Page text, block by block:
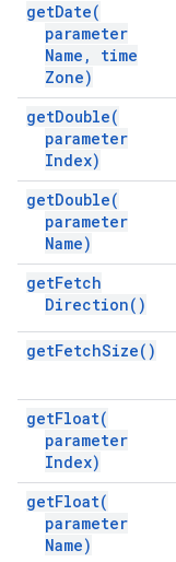
getDate(
parameter
Name ,
time
Zone)
getDouble(
parameter
Index)
getDouble(
parameter
Name)
getFetch
Direction( )
getFetchSize( )
getFloat(
parameter
Index)
getFloat(
parameter
Name)